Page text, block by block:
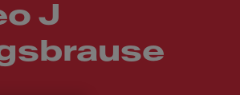
J